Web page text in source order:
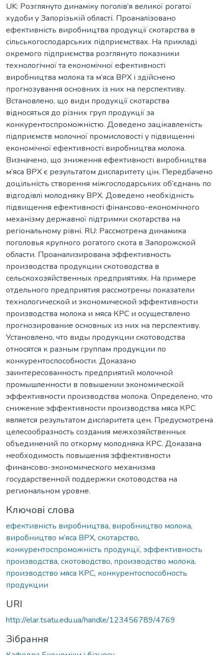
UK: Розглянуто динаміку поголів’я великої рогатої
худоби у Запорізькій області. Проаналізовано
ефективність виробництва продукції скотарства в
сільськогосподарських підприємствах. На прикладі
окремого підприємства розглянуто показники
технологічної та економічної ефективності
виробництва молока та м’яса ВРХ і здійснено
прогнозування основних із них на перспективу.
Встановлено, що види продукції скотарства
відносяться до різних груп продукції за
конкурентоспроможністю. Доведено зацікавленість
підприємств молочної промисловості у підвищенні
економічної ефективності виробництва молока.
Визначено, що зниження ефективності виробництва
м’яса ВРХ є результатом диспаритету цін. Передбачено
доцільність створення міжгосподарських об’єднань по
відгодівлі молодняку ВРХ. Доведено необхідність
підвищення ефективності фінансово-економічного
механізму державної підтримки скотарства на
регіональному рівні. RU: Рассмотрена динамика
поголовья крупного рогатого скота в Запорожской
области. Проанализирована эффективность
производства продукции скотоводства в
сельскохозяйственных предприятиях. На примере
отдельного предприятия рассмотрены показатели
технологической и экономической эффективности
производства молока и мяса КРС и осуществлено
прогнозирование основных из них на перспективу.
Установлено, что виды продукции скотоводства
относятся к разным группам продукции по
конкурентоспособности. Доказано
заинтересованность предприятий молочной
промышленности в повышении экономической
эффективности производства молока. Определено, что
снижение эффективности производства мяса КРС
является результатом диспаритета цен. Предусмотрена
целесообразность создания межхозяйственных
объединений по откорму молодняка КРС. Доказана
необходимость повышения эффективности
финансово-экономического механизма
государственной поддержки скотоводства на
региональном уровне.
Ключові слова
ефективність виробництва, виробництво молока,
виробництво м’яса ВРХ, скотарство,
конкурентоспроможність продукції, эффективность
производства, скотоводство, производство молока,
производство мяса КРС, конкурентоспособность
продукции
URI
http://elar.tsatu.edu.ua/handle/123456789/4769
Зібрання